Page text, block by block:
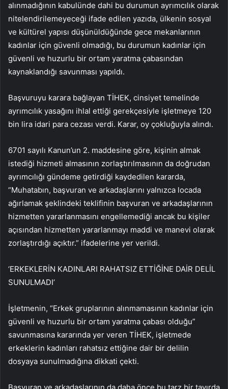
alınmadığının kabulünde dahi bu durumun ayrımcılık olarak
nitelendirilemeyeceği ifade edilen yazıda, ülkenin sosyal
ve kültürel yapısı düşünüldüğünde gece mekanlarının
kadınlar için güvenli olmadığı, bu durumun kadınlar için
güvenli ve huzurlu bir ortam yaratma çabasından
kaynaklandığı savunması yapıldı.
Başvuruyu karara bağlayan TİHEK, cinsiyet temelinde
ayrımcılık yasağını ihlal ettiği gerekçesiyle işletmeye 120
bin lira idari para cezası verdi. Karar, oy çokluğuyla alındı.
6701 sayılı Kanun’un 2. maddesine göre, kişinin almak
istediği hizmeti almasının zorlaştırılmasının da doğrudan
ayrımcılığı gündeme getirdiği kaydedilen kararda,
“Muhatabın, başvuran ve arkadaşlarını yalnızca locada
ağırlamak şeklindeki teklifinin başvuran ve arkadaşlarının
hizmetten yararlanmasını engellemediği ancak bu kişiler
açısından hizmetten yararlanmayı maddi ve manevi olarak
zorlaştırdığı açıktır.” ifadelerine yer verildi.
‘ERKEKLERİN KADINLARI RAHATSIZ ETTİĞİNE DAİR DELİL
SUNULMADI’
İşletmenin, “Erkek gruplarının alınmamasının kadınlar için
güvenli ve huzurlu bir ortam yaratma çabası olduğu”
savunmasına kararında yer veren TİHEK, işletmede
erkeklerin kadınları rahatsız ettiğine dair bir delilin
dosyaya sunulmadığına dikkati çekti.